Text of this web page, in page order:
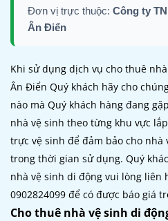
Đơn vị trực thuộc: Công ty
Ân Điển
Khi sử dụng dịch vụ cho thuê
Ân Điển Quý khách hãy cho
nào mà Quý khách hàng đang
nhà vệ sinh theo từng khu vực
trực vệ sinh để đảm bảo cho nhà
trong thời gian sử dụng. Quý
nhà vệ sinh di động vui lòng liên
0902824099 để có được báo giá
Cho thuê nhà vệ sinh di